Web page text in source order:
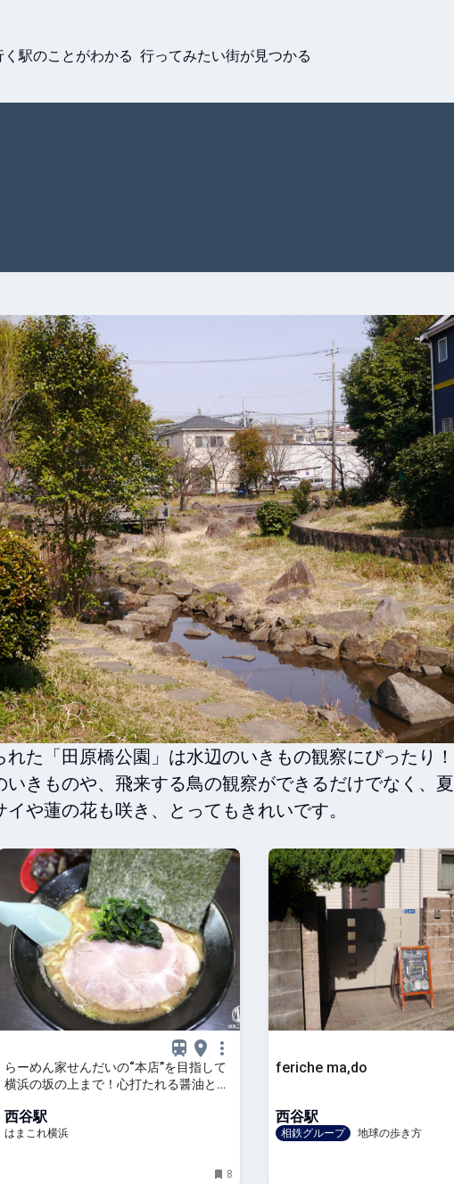
く駅のことがわかる 行ってみたい街が見つかる
た「田原橋公園」は水辺のいきもの観察にぴったり！
きものや、飛来する鳥の観察ができるだけでなく、
や蓮の花も咲き、とってもきれいです。
らーめん家せんだいの“本店”を目指して
横浜の坂の上まで！心打たれる醤油とん
西谷駅
はまこれ横浜
8
feriche ma,do
西谷駅
相鉄グループ 地球の歩き方